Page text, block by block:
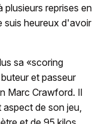
plusieurs reprises en
suis heureux d'avoir
sa «scoring
et passeur
Marc Crawford. Il
de son jeu,